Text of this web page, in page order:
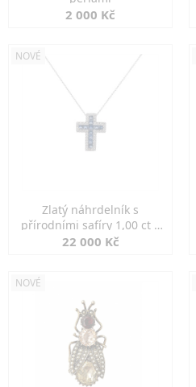
2 000 Kč
NOVÉ
Zlatý náhrdelník s
přírodními safíry 1,00 ct a
diamanty
22 000 Kč
NOVÉ